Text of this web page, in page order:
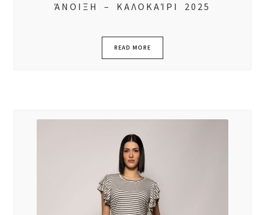
ΆΝΟΙΞΗ – ΚΑΛΟΚΑΊΡΙ 2025
READ MORE